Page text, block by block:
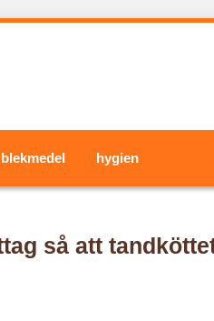
blekmedel hygien
så att